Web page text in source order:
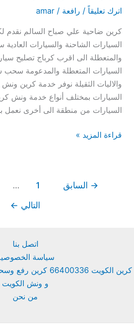
اترك تعليقاً / رافعة /
amar
كرين ضاحية علي صباح السالم نقدم
السيارات الشاحنة والسيارات
والمتعطلة الى اقرب كرباج تصليح
السيارات المتعطلة والمدعومة
والاليات الثقيلة نوفر خدمة كرين
السيارات بمختلف أنواع خدمة
السيارات من منطقة الى أخرى نعمل
قراءة المزيد »
→ السابق 1
…
التالي ←
اتصل بنا
سياسة
كرين الكويت
و ونش الكويت
من نحن